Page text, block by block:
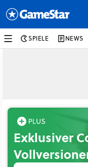
SPIELE NEWS
Exklusiver